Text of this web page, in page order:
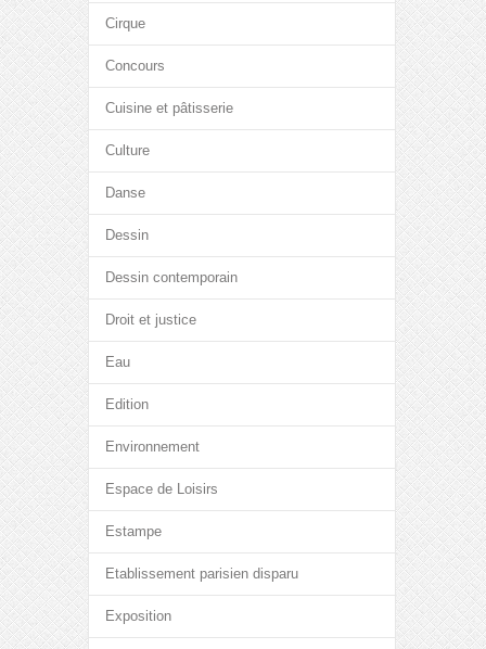
Cirque
Concours
Cuisine et pâtisserie
Culture
Danse
Dessin
Dessin contemporain
Droit et justice
Eau
Edition
Environnement
Espace de Loisirs
Estampe
Etablissement parisien disparu
Exposition